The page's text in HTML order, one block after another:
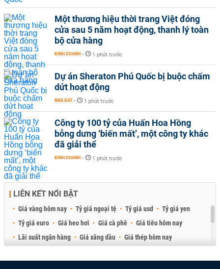
Một thương hiệu thời trang Việt đóng
cửa sau 5 năm hoạt động, thanh lý toàn
bộ cửa hàng
KINH DOANH - 1 phút trước
Dự án Sheraton Phú Quốc bị buộc chấm
dứt hoạt động
NHÀ ĐẤT - 1 phút trước
Công ty 100 tỷ của Huấn Hoa Hồng
bỗng dưng ‘biến mất’, một công ty khác
đã giải thể
KINH DOANH - 1 phút trước
LIÊN KẾT NỔI BẬT
Giá vàng hôm nay Tỷ giá ngoại tệ Tỷ giá usd
Tỷ giá yen
Tỷ giá euro
Giá heo hơi Giá cà phê
Giá tiêu hôm nay
Lãi suất ngân hàng
Giá xăng dầu
Giá thép hôm nay